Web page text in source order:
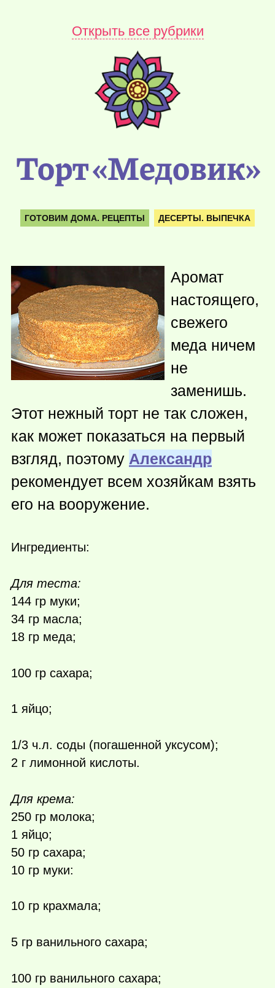
Открыть все рубрики
Торт «Медовик»
ГОТОВИМ ДОМА. РЕЦЕПТЫ ДЕСЕРТЫ. ВЫПЕЧКА
Аромат
настоящего,
свежего
меда ничем
не
заменишь.
Этот нежный торт не так сложен,
как может показаться на первый
взгляд, поэтому Александр
рекомендует всем хозяйкам взять
его на вооружение.
Ингредиенты:
Для теста:
144 гр муки;
34 гр масла;
18 гр меда;
100 гр сахара;
1 яйцо;
1/3 ч.л. соды (погашенной уксусом);
2 г лимонной кислоты.
Для крема:
250 гр молока;
1 яйцо;
50 гр сахара;
10 гр муки:
10 гр крахмала;
5 гр ванильного сахара;
100 гр ванильного сахара;